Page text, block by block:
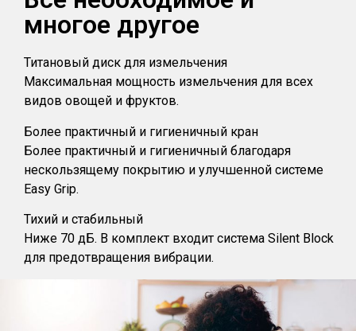
многое другое
Титановый диск для измельчения
Максимальная мощность измельчения для всех
видов овощей и фруктов.
Более практичный и гигиеничный кран
Более практичный и гигиеничный благодаря
нескользящему покрытию и улучшенной системе
Easy Grip.
Тихий и стабильный
Ниже 70 дБ. В комплект входит система Silent Block
для предотвращения вибрации.